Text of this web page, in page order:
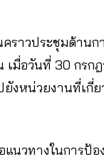
ราวประชุมด้านก
เมื่อวันที่ 30 กรก
ยังหน่วยงานที่เกี่
แนวทางในการป้อ